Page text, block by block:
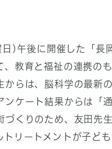
)午後に開催した「長
、教育と福祉の連携の
からは、脳科学の最新
ンケート結果からは「
づくりのため、友田先
トリートメントが子ど